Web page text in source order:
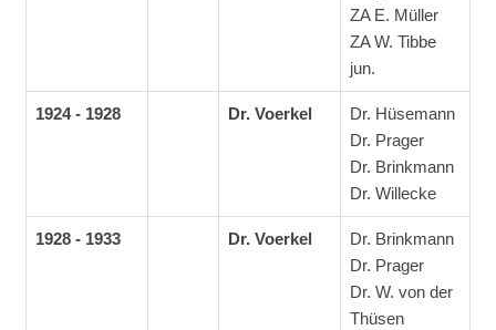
ZA E. Müller
ZA W. Tibbe
jun.
1924 - 1928 Dr. Voerkel
Dr. Hüsemann
Dr. Prager
Dr. Brinkmann
Dr. Willecke
1928 - 1933 Dr. Voerkel
Dr. Brinkmann
Dr. Prager
Dr. W. von der
Thüsen